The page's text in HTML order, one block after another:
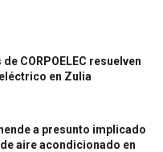
CORPOELEC resuelven
en Zulia
a presunto implicado
aire acondicionado en